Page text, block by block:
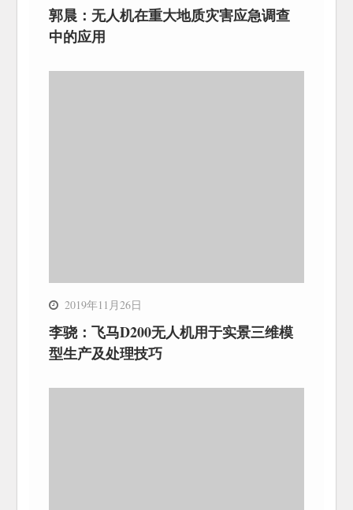
郭晨：无人机在重大地质灾害应急调查
中的应用
2019年11月26日
李骁：飞马D200无人机用于实景三维模
型生产及处理技巧